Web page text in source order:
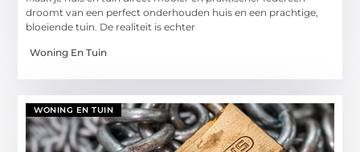
droomt van een perfect onderhouden huis en een prachtige,
bloeiende tuin. De realiteit is echter
Woning En Tuin
WONING EN TUIN